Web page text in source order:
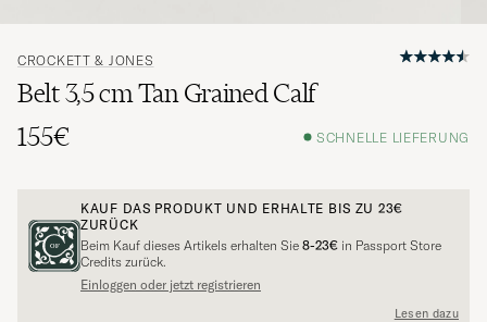
CROCKETT & JONES
Belt 3,5 cm Tan Grained Calf
155€
SCHNELLE LIEFERUNG
KAUF DAS PRODUKT UND ERHALTE BIS ZU 23€
ZURÜCK
Beim Kauf dieses Artikels erhalten Sie 8-23€ in Passport Store
Credits zurück.
Einloggen oder jetzt registrieren
Lesen dazu